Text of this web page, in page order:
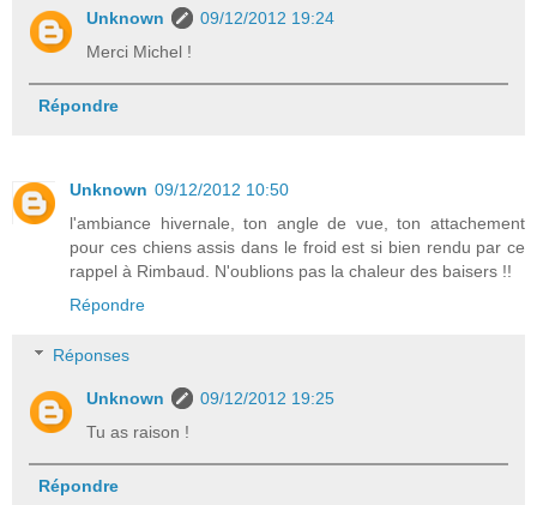
Unknown
09/12/2012 19:24
Merci Michel !
Répondre
Unknown 09/12/2012 10:50
l'ambiance hivernale, ton angle de vue, ton attachement
pour ces chiens assis dans le froid est si bien rendu par ce
rappel à Rimbaud. N'oublions pas la chaleur des baisers !!
Répondre
Réponses
Unknown
09/12/2012 19:25
Tu as raison !
Répondre